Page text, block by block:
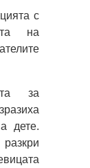
с
на
за
дете.